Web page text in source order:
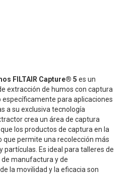
FILTAIR Capture® 5 es un
extracción de humos con captura
específicamente para aplicaciones
a su exclusiva tecnología
crea un área de captura
los productos de captura en la
que permite una recolección más
partículas. Es ideal para talleres de
manufactura y de
la movilidad y la eficacia son